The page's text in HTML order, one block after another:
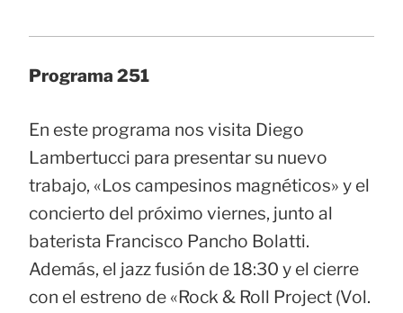
Programa 251
En este programa nos visita Diego
Lambertucci para presentar su nuevo
trabajo, «Los campesinos magnéticos» y el
concierto del próximo viernes, junto al
baterista Francisco Pancho Bolatti.
Además, el jazz fusión de 18:30 y el cierre
con el estreno de «Rock & Roll Project (Vol.